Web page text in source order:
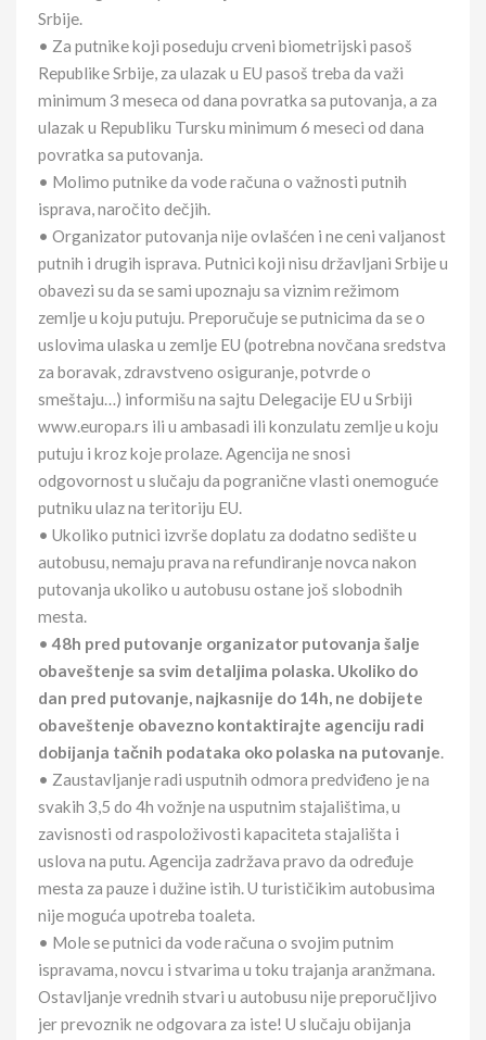
Srbije.
• Za putnike koji poseduju crveni biometrijski pasoš
Republike Srbije, za ulazak u EU pasoš treba da važi
minimum 3 meseca od dana povratka sa putovanja, a za
ulazak u Republiku Tursku minimum 6 meseci od dana
povratka sa putovanja.
• Molimo putnike da vode računa o važnosti putnih
isprava, naročito dečjih.
• Organizator putovanja nije ovlašćen i ne ceni valjanost
putnih i drugih isprava. Putnici koji nisu državljani Srbije u
obavezi su da se sami upoznaju sa viznim režimom
zemlje u koju putuju. Preporučuje se putnicima da se o
uslovima ulaska u zemlje EU (potrebna novčana sredstva
za boravak, zdravstveno osiguranje, potvrde o
smeštaju…) informišu na sajtu Delegacije EU u Srbiji
www.europa.rs ili u ambasadi ili konzulatu zemlje u koju
putuju i kroz koje prolaze. Agencija ne snosi
odgovornost u slučaju da pogranične vlasti onemoguće
putniku ulaz na teritoriju EU.
• Ukoliko putnici izvrše doplatu za dodatno sedište u
autobusu, nemaju prava na refundiranje novca nakon
putovanja ukoliko u autobusu ostane još slobodnih
mesta.
•48h pred putovanje organizator putovanja šalje
obaveštenje sa svim detaljima polaska. Ukoliko do
dan pred putovanje, najkasnije do 14h, ne dobijete
obaveštenje obavezno kontaktirajte agenciju radi
dobijanja tačnih podataka oko polaska na putovanje.
• Zaustavljanje radi usputnih odmora predviđeno je na
svakih 3,5 do 4h vožnje na usputnim stajalištima, u
zavisnosti od raspoloživosti kapaciteta stajališta i
uslova na putu. Agencija zadržava pravo da određuje
mesta za pauze i dužine istih. U turističikim autobusima
nije moguća upotreba toaleta.
• Mole se putnici da vode računa o svojim putnim
ispravama, novcu i stvarima u toku trajanja aranžmana.
Ostavljanje vrednih stvari u autobusu nije preporučljivo
jer prevoznik ne odgovara za iste! U slučaju obijanja